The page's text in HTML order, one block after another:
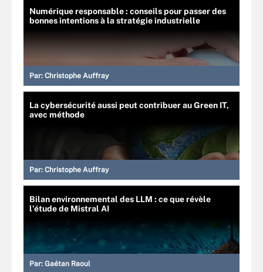
Numérique responsable : conseils pour passer des
bonnes intentions à la stratégie industrielle
Par: Christophe Auffray
La cybersécurité aussi peut contribuer au Green IT,
avec méthode
Par: Christophe Auffray
Bilan environnemental des LLM : ce que révèle
l’étude de Mistral AI
Par: Gaétan Raoul